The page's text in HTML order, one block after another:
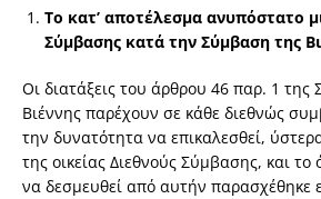
Το κατ’ αποτέλεσμα ανυπόστατο
Σύμβασης κατά την Σύμβαση της
Οι διατάξεις του άρθρου 46 παρ. 1 της
Βιέννης παρέχουν σε κάθε διεθνώς
την δυνατότητα να επικαλεσθεί,
της οικείας Διεθνούς Σύμβασης, και το
να δεσμευθεί από αυτήν παρασχέθηκε